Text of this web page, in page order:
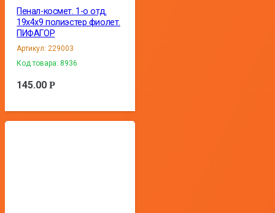
Пенал-космет. 1-о отд.
19х4х9 полиэстер фиолет.
ПИФАГОР
Артикул: 229003
Код товара: 8936
145.00Р